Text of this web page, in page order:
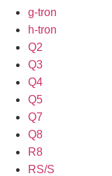
g-tron
h-tron
Q2
Q3
Q4
Q5
Q7
Q8
R8
RS/S